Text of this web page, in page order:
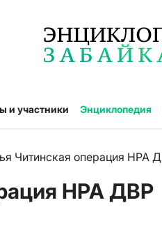
и участники Энциклопедия
Читинская операция НРА
НРА ДВР